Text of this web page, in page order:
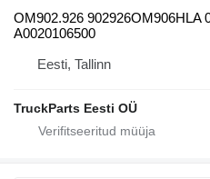
OM902.926 902926OM906HLA
A0020106500
Eesti, Tallinn
TruckParts Eesti OÜ